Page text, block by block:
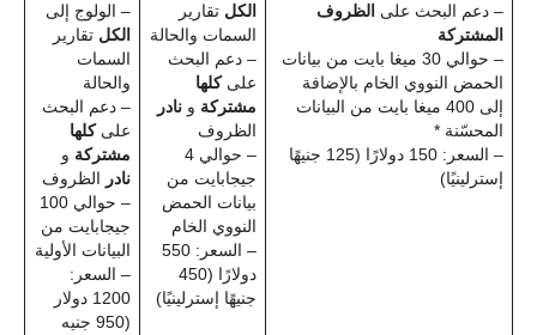
– دعم البحث على الظروف
المشتركة
– حوالي 30 ميغا بايت من بيانات
الحمض النووي الخام بالإضافة
إلى 400 ميغا بايت من البيانات
المحسّنة *
– السعر: 150 دولارًا (125 جنيهًا
إسترلينيًا)
الكل تقارير
السمات والحالة
– دعم البحث
على كلها
مشتركة و نادر
الظروف
– حوالي 4
جيجابايت من
بيانات الحمض
النووي الخام
– السعر: 550
دولارًا (450
جنيهًا إسترلينيًا)
– الولوج إلى
الكل تقارير
السمات
والحالة
– دعم البحث
على كلها
مشتركة و
نادر الظروف
– حوالي 100
جيجابايت من
البيانات الأولية
– السعر:
1200 دولار
(950 جنيه